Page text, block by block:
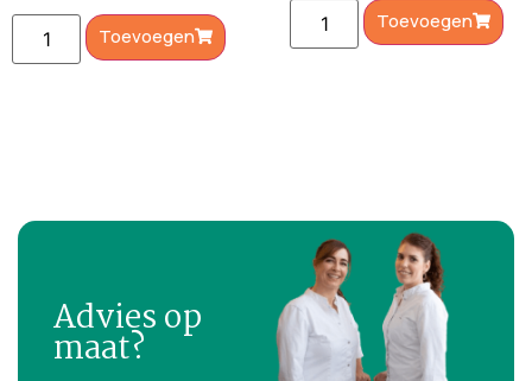
Toevoegen
Toevoegen
Advies op
maat?